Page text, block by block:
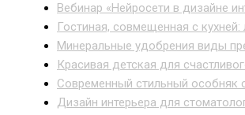
Вебинар «Нейросети в дизайне
Гостиная, совмещенная с
Минеральные удобрения виды
Красивая детская для
Современный стильный
Дизайн интерьера для